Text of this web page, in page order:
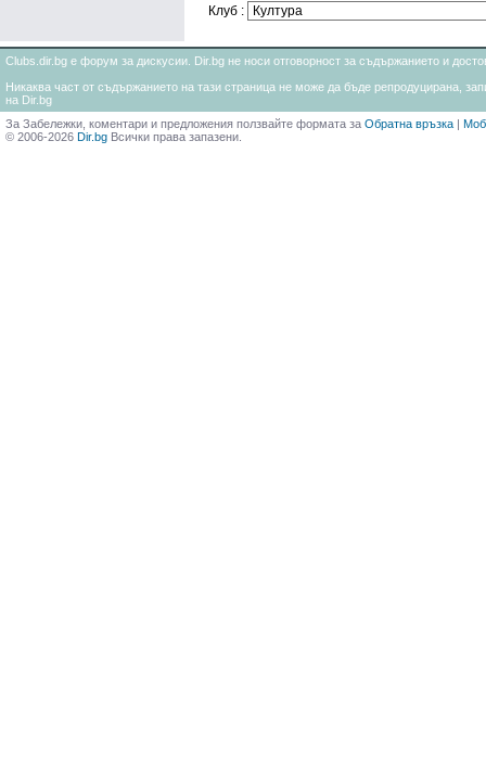
Клуб :
Clubs.dir.bg е форум за дискусии. Dir.bg не носи отговорност за съдържанието и
Никаква част от съдържанието на тази страница не може да бъде репродуцирана,
на Dir.bg
За Забележки, коментари и предложения ползвайте формата за Обратна връзка |
© 2006-2026 Dir.bg Всички права запазени.